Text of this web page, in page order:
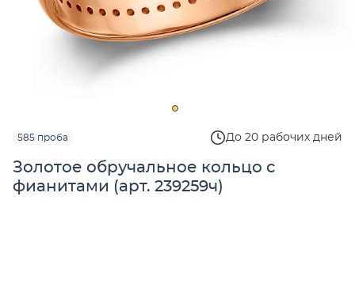
585 проба До 20 рабочих дней
Золотое обручальное кольцо с
фианитами (арт. 239259ч)